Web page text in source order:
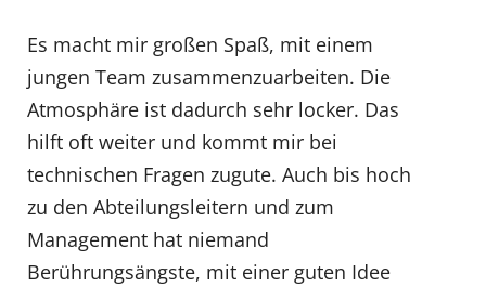
Es macht mir großen Spaß, mit einem
jungen Team zusammenzuarbeiten. Die
Atmosphäre ist dadurch sehr locker. Das
hilft oft weiter und kommt mir bei
technischen Fragen zugute. Auch bis hoch
zu den Abteilungsleitern und zum
Management hat niemand
Berührungsängste, mit einer guten Idee